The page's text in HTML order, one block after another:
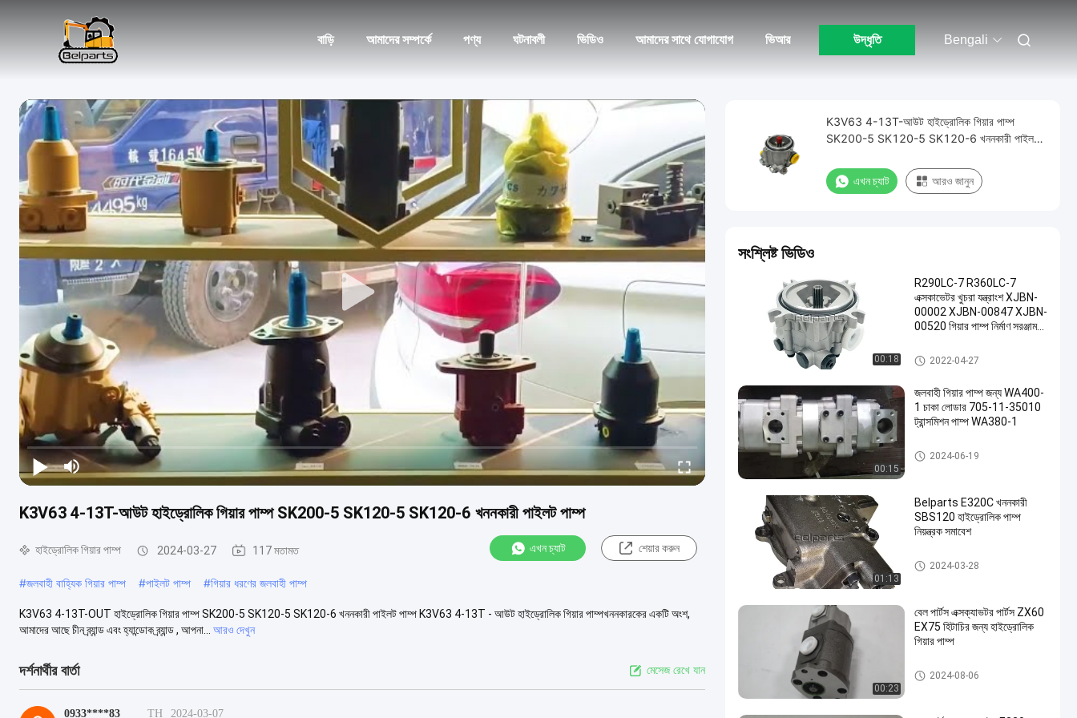
বাড়ি আমাদের সম্পর্কে পণ্য ঘটনাবলী ভিডিও আমাদের সাথে যোগাযোগ ভিআর উদ্ধৃতি Bengali
K3V63 4-13T-আউট হাইড্রোলিক গিয়ার পাম্প SK200-5 SK120-5 SK120-6 খননকারী পাইলট পাম্প
হাইড্রোলিক গিয়ার পাম্প 2024-03-27 117 মতামত এখন চ্যাট শেয়ার করুন
#জলবাহী বাহ্যিক গিয়ার পাম্প #পাইলট পাম্প #গিয়ার ধরণের জলবাহী পাম্প
K3V63 4-13T-OUT হাইড্রোলিক গিয়ার পাম্প SK200-5 SK120-5 SK120-6 খননকারী পাইলট পাম্প K3V63 4-13T - আউট হাইড্রোলিক গিয়ার পাম্পখননকারকের একটি অংশ,
আমাদের আছে চীন ব্র্যান্ড এবং হ্যান্ডোক ব্র্যান্ড , আপনা...
আরও দেখুন
দর্শনার্থীর বার্তা মেসেজ রেখে যান
0933****83 TH 2024-03-07
K3V63 4-13T-আউট হাইড্রোলিক গিয়ার পাম্প
SK200-5 SK120-5 SK120-6 খননকারী পাইলট
এখন চ্যাট আরও জানুন
সংশ্লিষ্ট ভিডিও
00:18
R290LC-7 R360LC-7
এক্সকাভেটর খুচরা যন্ত্রাংশ XJBN-
00002 XJBN-00847 XJBN-
00520 গিয়ার পাম্প নির্মাণ সরঞ্জাম
হাইড্রোলিক গিয়ার পাম্প
2022-04-27
00:15
জলবাহী গিয়ার পাম্প জন্য WA400-
1 চাকা লোডার 705-11-35010
ট্রান্সমিশন পাম্প WA380-1
হাইড্রোলিক গিয়ার পাম্প
2024-06-19
01:13
Belparts E320C খননকারী
SBS120 হাইড্রোলিক পাম্প
নিয়ন্ত্রক সমাবেশ
হাইড্রোলিক গিয়ার পাম্প
2024-03-28
00:23
বেল পার্টস এক্সক্যাভটর পার্টস ZX60
EX75 হিটাচির জন্য হাইড্রোলিক
গিয়ার পাম্প
হাইড্রোলিক গিয়ার পাম্প
2024-08-06